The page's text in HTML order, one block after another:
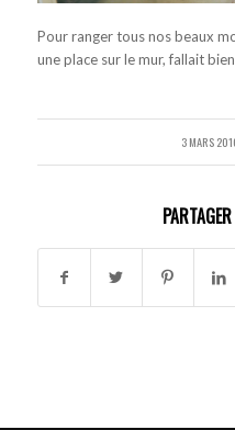
Pour ranger tous nos beaux
une place sur le mur, fallait
3 MARS
/